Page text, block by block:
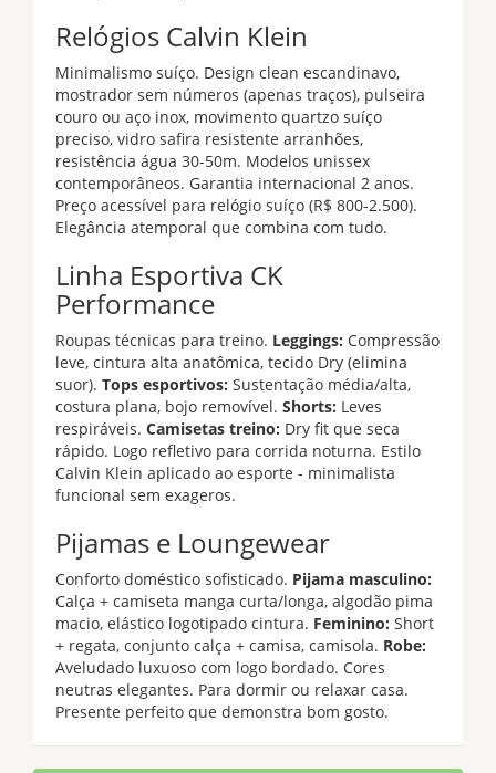
Relógios Calvin Klein
Minimalismo suíço. Design clean escandinavo,
mostrador sem números (apenas traços), pulseira
couro ou aço inox, movimento quartzo suíço
preciso, vidro safira resistente arranhões,
resistência água 30-50m. Modelos unissex
contemporâneos. Garantia internacional 2 anos.
Preço acessível para relógio suíço (R$ 800-2.500).
Elegância atemporal que combina com tudo.
Linha Esportiva CK
Performance
Roupas técnicas para treino. Leggings: Compressão
leve, cintura alta anatômica, tecido Dry (elimina
suor). Tops esportivos: Sustentação média/alta,
costura plana, bojo removível. Shorts: Leves
respiráveis. Camisetas treino: Dry fit que seca
rápido. Logo refletivo para corrida noturna. Estilo
Calvin Klein aplicado ao esporte - minimalista
funcional sem exageros.
Pijamas e Loungewear
Conforto doméstico sofisticado. Pijama masculino:
Calça + camiseta manga curta/longa, algodão pima
macio, elástico logotipado cintura. Feminino: Short
+ regata, conjunto calça + camisa, camisola. Robe:
Aveludado luxuoso com logo bordado. Cores
neutras elegantes. Para dormir ou relaxar casa.
Presente perfeito que demonstra bom gosto.